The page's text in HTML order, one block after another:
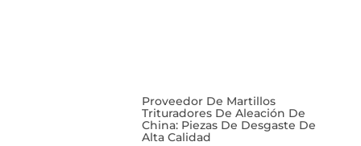
Proveedor De Martillos
Trituradores De Aleación De
China: Piezas De Desgaste De
Alta Calidad